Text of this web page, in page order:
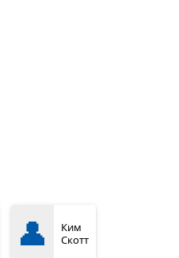
👤
Ким
Скотт